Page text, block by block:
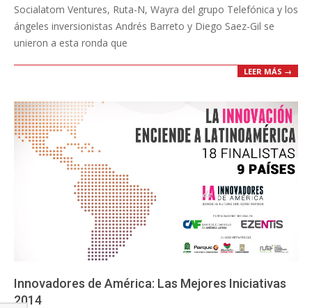
Socialatom Ventures, Ruta-N, Wayra del grupo Telefónica y los
ángeles inversionistas Andrés Barreto y Diego Saez-Gil se
unieron a esta ronda que
LEER MÁS →
Innovadores de América: Las Mejores Iniciativas
2014